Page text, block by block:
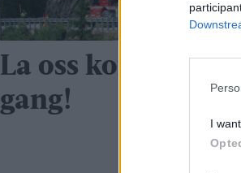
I
La oss komme i
gang!